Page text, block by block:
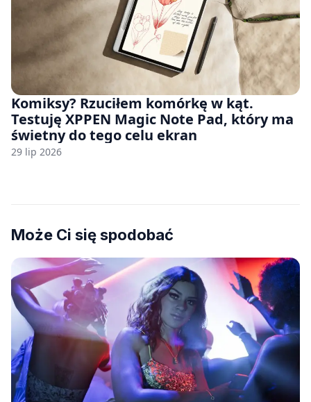
Komiksy? Rzuciłem komórkę w kąt.
Testuję XPPEN Magic Note Pad, który ma
świetny do tego celu ekran
29 lip 2026
Może Ci się spodobać